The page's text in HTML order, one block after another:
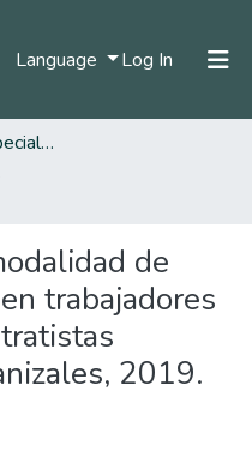
Language Log In (current)
Trabajos de Grado Especializaciones
de
trabajadores
2019.